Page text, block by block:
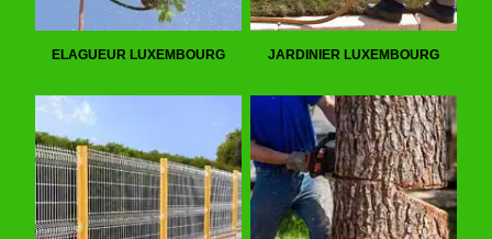
ELAGUEUR LUXEMBOURG JARDINIER LUXEMBOURG